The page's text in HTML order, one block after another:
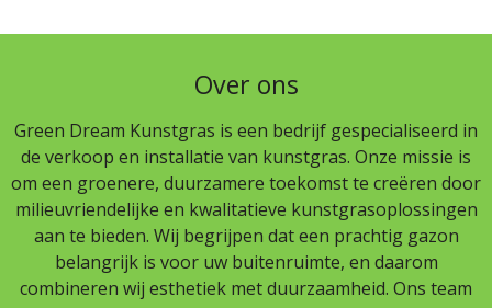
Over ons
Green Dream Kunstgras is een bedrijf gespecialiseerd in
de verkoop en installatie van kunstgras. Onze missie is
om een groenere, duurzamere toekomst te creëren door
milieuvriendelijke en kwalitatieve kunstgrasoplossingen
aan te bieden. Wij begrijpen dat een prachtig gazon
belangrijk is voor uw buitenruimte, en daarom
combineren wij esthetiek met duurzaamheid. Ons team